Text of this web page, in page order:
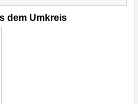
dem Umkreis